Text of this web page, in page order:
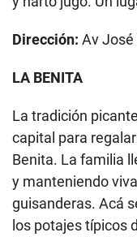
Dirección: Av José
LA BENITA
La tradición
capital para
Benita. La familia
y manteniendo
guisanderas. Acá
los potajes típicos